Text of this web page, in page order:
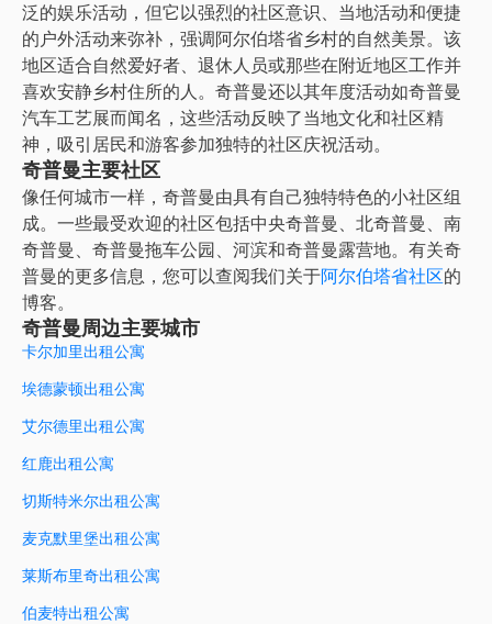
泛的娱乐活动，但它以强烈的社区意识、当地活动和便捷
的户外活动来弥补，强调阿尔伯塔省乡村的自然美景。该
地区适合自然爱好者、退休人员或那些在附近地区工作并
喜欢安静乡村住所的人。奇普曼还以其年度活动如奇普曼
汽车工艺展而闻名，这些活动反映了当地文化和社区精
神，吸引居民和游客参加独特的社区庆祝活动。
奇普曼主要社区
像任何城市一样，奇普曼由具有自己独特特色的小社区组
成。一些最受欢迎的社区包括中央奇普曼、北奇普曼、南
奇普曼、奇普曼拖车公园、河滨和奇普曼露营地。有关奇
普曼的更多信息，您可以查阅我们关于阿尔伯塔省社区的
博客。
奇普曼周边主要城市
卡尔加里出租公寓
埃德蒙顿出租公寓
艾尔德里出租公寓
红鹿出租公寓
切斯特米尔出租公寓
麦克默里堡出租公寓
莱斯布里奇出租公寓
伯麦特出租公寓